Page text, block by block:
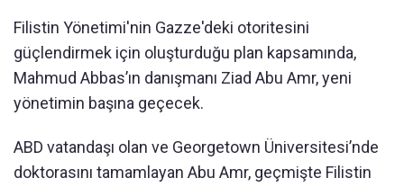
Filistin Yönetimi'nin Gazze'deki otoritesini
güçlendirmek için oluşturduğu plan kapsamında,
Mahmud Abbas’ın danışmanı Ziad Abu Amr, yeni
yönetimin başına geçecek.
ABD vatandaşı olan ve Georgetown Üniversitesi’nde
doktorasını tamamlayan Abu Amr, geçmişte Filistin